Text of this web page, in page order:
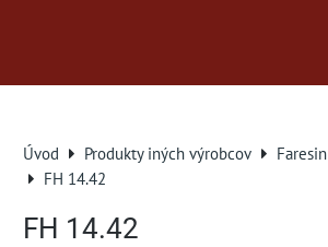
Úvod Produkty iných výrobcov Faresin
FH 14.42
FH 14.42